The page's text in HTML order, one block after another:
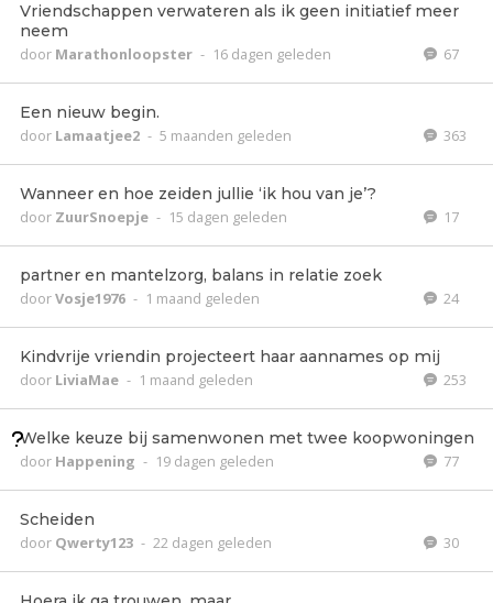
Vriendschappen verwateren als ik geen initiatief meer
neem
door Marathonloopster - 16 dagen geleden 67
Een nieuw begin.
door Lamaatjee2 - 5 maanden geleden 363
Wanneer en hoe zeiden jullie ‘ik hou van je’?
door ZuurSnoepje - 15 dagen geleden 17
partner en mantelzorg, balans in relatie zoek
doorVosje1976 - 1 maand geleden 24
Kindvrije vriendin projecteert haar aannames op mij
door LiviaMae - 1 maand geleden 253
Welke keuze bij samenwonen met twee koopwoningen
door Happening - 19 dagen geleden 77
Scheiden
door Qwerty123 - 22 dagen geleden 30